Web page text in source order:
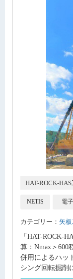
HAT-ROCK-
NETIS 電
カテゴリー： 矢
「HAT-ROCK-
算：Nmax＞600
併用によるハッ
シング回転掘削